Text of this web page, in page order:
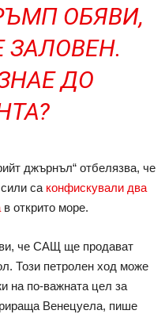
ОБЯВИ,
ЗАЛОВЕН.
ДО
джърнъл“ отбелязва, че
са конфискували два
в открито море.
че САЩ ще продават
Този петролен ход може
на по-важната цел за
Венецуела, пише